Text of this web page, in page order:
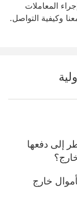
المعاملات
وكيفية التواصل.
إلى دفعها
خارج